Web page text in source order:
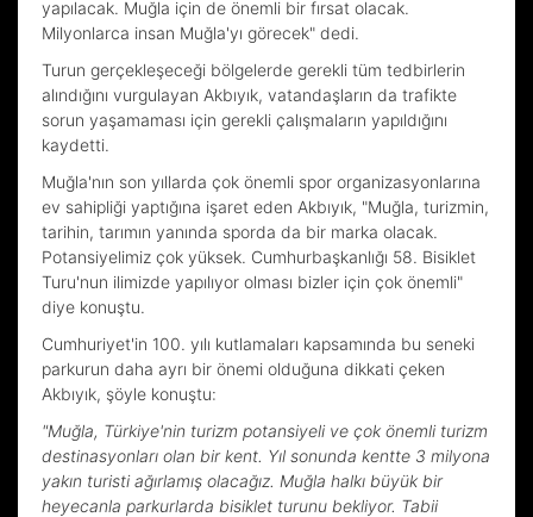
yapılacak. Muğla için de önemli bir fırsat olacak.
Milyonlarca insan Muğla'yı görecek" dedi.
Turun gerçekleşeceği bölgelerde gerekli tüm tedbirlerin
alındığını vurgulayan Akbıyık, vatandaşların da trafikte
sorun yaşamaması için gerekli çalışmaların yapıldığını
kaydetti.
Muğla'nın son yıllarda çok önemli spor organizasyonlarına
ev sahipliği yaptığına işaret eden Akbıyık, "Muğla, turizmin,
tarihin, tarımın yanında sporda da bir marka olacak.
Potansiyelimiz çok yüksek. Cumhurbaşkanlığı 58. Bisiklet
Turu'nun ilimizde yapılıyor olması bizler için çok önemli"
diye konuştu.
Cumhuriyet'in 100. yılı kutlamaları kapsamında bu seneki
parkurun daha ayrı bir önemi olduğuna dikkati çeken
Akbıyık, şöyle konuştu:
"Muğla, Türkiye'nin turizm potansiyeli ve çok önemli turizm
destinasyonları olan bir kent. Yıl sonunda kentte 3 milyona
yakın turisti ağırlamış olacağız. Muğla halkı büyük bir
heyecanla parkurlarda bisiklet turunu bekliyor. Tabii